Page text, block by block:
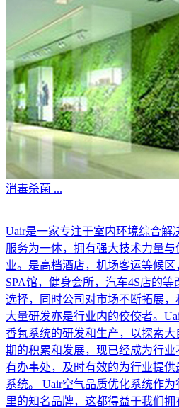
消毒杀菌 ...
Uair是一家专注于室内环境综合解
服务为一体，拥有强大技术力量
业。是高档酒店，机场客运等候区
SPA馆，健身会所，汽车4S店的
选择，同时公司对市场不断拓展
大量研发亦是行业内的佼佼者。
香氛系统的研发和生产，以探索
期的积累和发展，现已经成为行
有办事处，及时有效的为行业提
系统。 Uair空气品质优化系统作
里的知名品牌，这都得益于我们